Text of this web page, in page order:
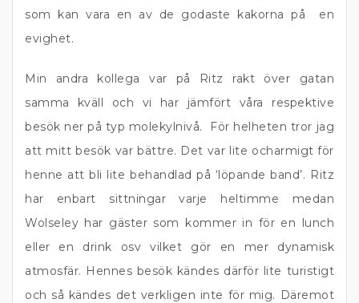
som kan vara en av de godaste kakorna på en
evighet.
Min andra kollega var på Ritz rakt över gatan
samma kväll och vi har jämfört våra respektive
besök ner på typ molekylnivå. För helheten tror jag
att mitt besök var bättre. Det var lite ocharmigt för
henne att bli lite behandlad på ‘löpande band’. Ritz
har enbart sittningar varje heltimme medan
Wolseley har gäster som kommer in för en lunch
eller en drink osv vilket gör en mer dynamisk
atmosfär. Hennes besök kändes därför lite turistigt
och så kändes det verkligen inte för mig. Däremot